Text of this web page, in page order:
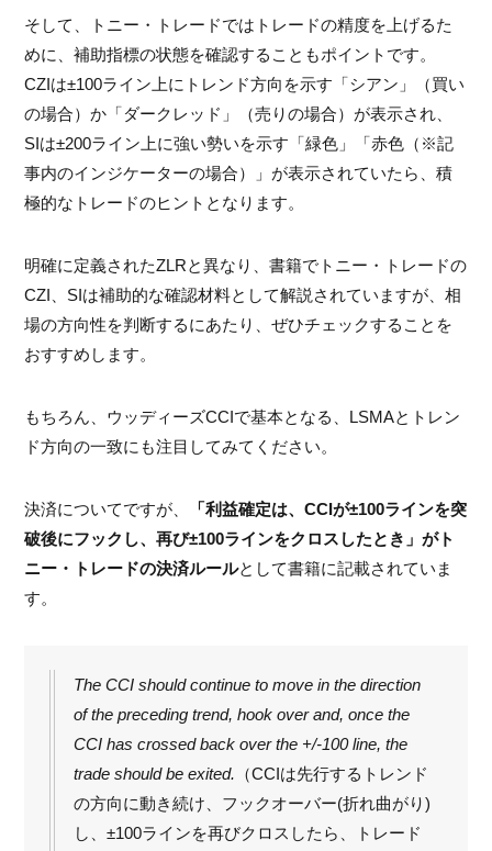
そして、トニー・トレードではトレードの精度を上げるた
めに、補助指標の状態を確認することもポイントです。
CZIは±100ライン上にトレンド方向を示す「シアン」（買い
の場合）か「ダークレッド」（売りの場合）が表示され、
SIは±200ライン上に強い勢いを示す「緑色」「赤色（※記
事内のインジケーターの場合）」が表示されていたら、積
極的なトレードのヒントとなります。
明確に定義されたZLRと異なり、書籍でトニー・トレードの
CZI、SIは補助的な確認材料として解説されていますが、相
場の方向性を判断するにあたり、ぜひチェックすることを
おすすめします。
もちろん、ウッディーズCCIで基本となる、LSMAとトレン
ド方向の一致にも注目してみてください。
決済についてですが、
「利益確定は、CCIが±100ラインを突
破後にフックし、再び±100ラインをクロスしたとき」がト
ニー・トレードの決済ルールとして書籍に記載されていま
す。
The CCI should continue to move in the direction
of the preceding trend, hook over and, once the
CCI has crossed back over the +/-100 line, the
trade should be exited. （CCIは先行するトレンド
の方向に動き続け、フックオーバー(折れ曲がり)
し、±100ラインを再びクロスしたら、トレード